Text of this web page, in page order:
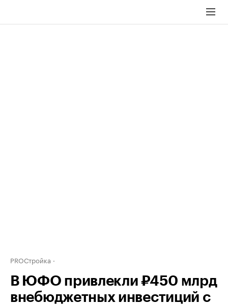
PROСтройка
В ЮФО привлекли ₽450 млрд
внебюджетных инвестиций с